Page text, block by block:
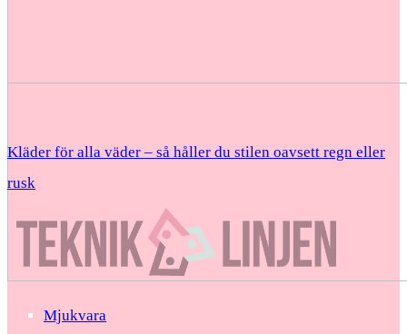
Kläder för alla väder – så håller du stilen oavsett regn eller
rusk
Mjukvara